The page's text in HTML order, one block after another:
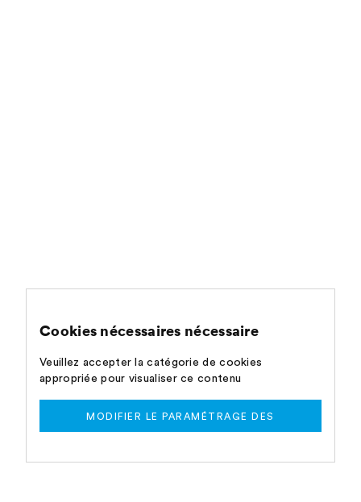
Cookies nécessaires nécessaire
Veuillez accepter la catégorie de cookies
appropriée pour visualiser ce contenu
MODIFIER LE PARAMÉTRAGE DES